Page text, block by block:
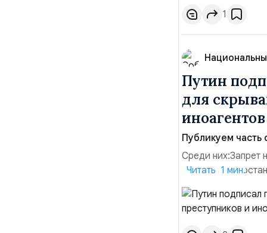
хранения
1
Путин
для
Публикуем часть
Среди них:Запрет
заявления о
водительских
сделок по
государственных
Читать 1 мин.